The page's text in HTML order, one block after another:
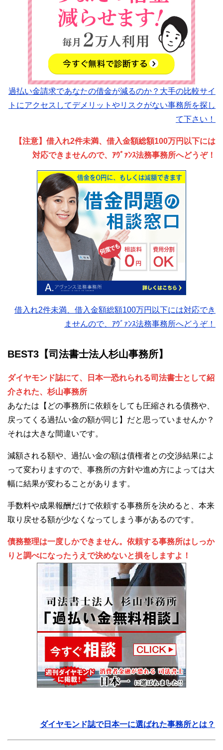
過払い金請求であなたの借金が減るのか？大手の比較サイ
トにアクセスしてデメリットやリスクがない事務所を探し
て下さい！
【注意】借入れ2件未満、借入金額総額100万円以下には
対応できませんので、ｱｳﾞｧﾝｽ法務事務所へどうぞ！
借入れ2件未満、借入金額総額100万円以下には対応でき
ませんので、ｱｳﾞｧﾝｽ法務事務所へどうぞ！
BEST3【司法書士法人杉山事務所】
ダイヤモンド誌にて、日本一恐れられる司法書士として紹
介された、杉山事務所
あなたは【どの事務所に依頼をしても圧縮される債務や、
戻ってくる過払い金の額が同じ】だと思っていませんか？
それは大きな間違いです。
減額される額や、過払い金の額は債権者との交渉結果によ
って変わりますので、事務所の方針や進め方によっては大
幅に結果が変わることがあります。
手数料や成果報酬だけで依頼する事務所を決めると、本来
取り戻せる額が少なくなってしまう事があるのです。
債務整理は一度しかできません。依頼する事務所はしっか
りと調べになったうえで決めないと損をしますよ！
ダイヤモンド誌で日本一に選ばれた事務所とは？